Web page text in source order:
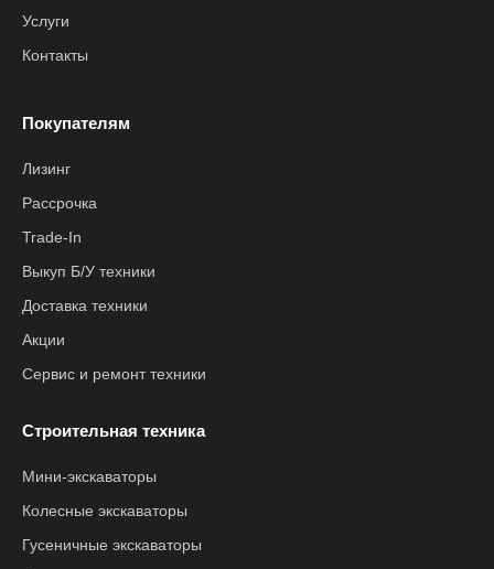
Услуги
Контакты
Покупателям
Лизинг
Рассрочка
Trade-In
Выкуп Б/У техники
Доставка техники
Акции
Сервис и ремонт техники
Строительная техника
Мини-экскаваторы
Колесные экскаваторы
Гусеничные экскаваторы